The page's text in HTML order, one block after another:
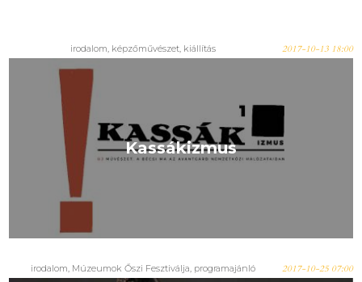
irodalom, képzőművészet, kiállítás 2017-10-13 18:00
Kassákizmus
irodalom, Múzeumok Őszi Fesztiválja, programajánló 2017-10-25 07:00